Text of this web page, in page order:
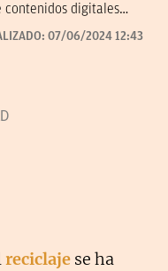
contenidos digitales
07/06/2024 12:43
reciclaje se ha